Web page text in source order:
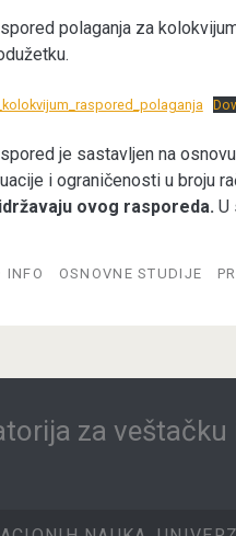
polaganja za
je sastavljen na
i ograničenosti u broju
ovog rasporeda. U
INFO OSNOVNE STUDIJE
za veštačku